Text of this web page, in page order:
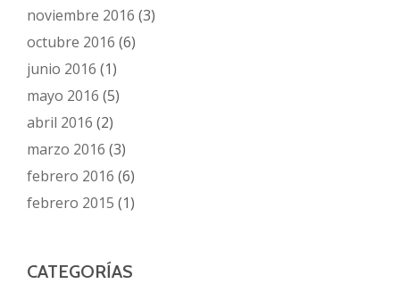
noviembre 2016 (3)
octubre 2016 (6)
junio 2016 (1)
mayo 2016 (5)
abril 2016 (2)
marzo 2016 (3)
febrero 2016 (6)
febrero 2015 (1)
CATEGORÍAS